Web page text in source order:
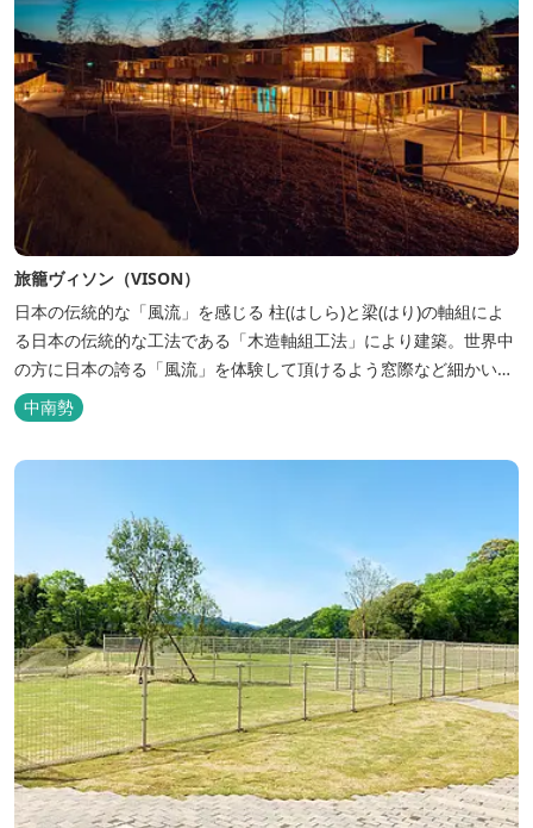
旅籠ヴィソン（VISON）
日本の伝統的な「風流」を感じる 柱(はしら)と梁(はり)の軸組によ
る日本の伝統的な工法である「木造軸組工法」により建築。世界中
の方に日本の誇る「風流」を体験して頂けるよう窓際など細かいデ
ィテールにこだわりました。4棟から成る旅籠棟では各棟1階に入居
するテナントプロデュースにより洗練された世界観を各客室でお楽
しみいただけ...
中南勢